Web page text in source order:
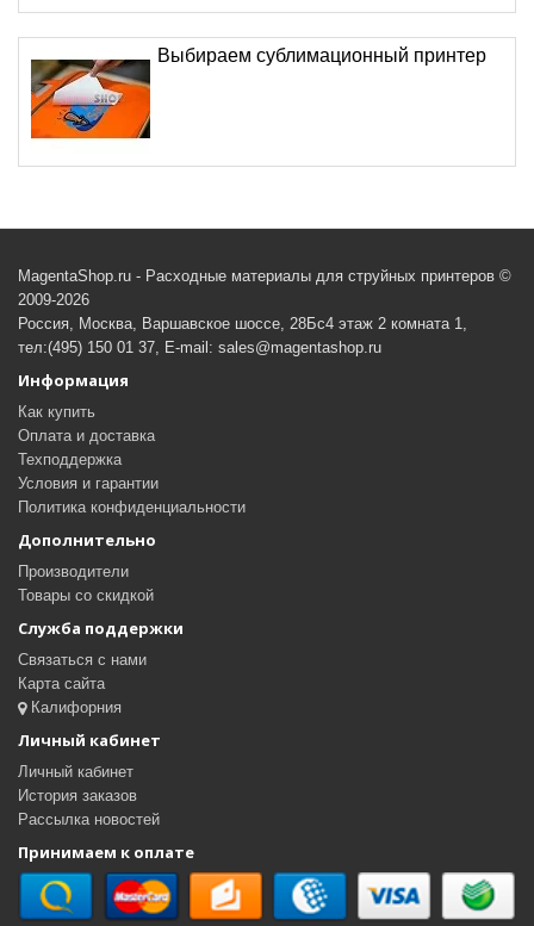
Выбираем сублимационный принтер
MagentaShop.ru - Расходные материалы для струйных принтеров ©
2009-2026
Россия, Москва, Варшавское шоссе, 28Бс4 этаж 2 комната 1,
тел:(495) 150 01 37, E-mail: sales@magentashop.ru
Информация
Как купить
Оплата и доставка
Техподдержка
Условия и гарантии
Политика конфиденциальности
Дополнительно
Производители
Товары со скидкой
Служба поддержки
Связаться с нами
Карта сайта
Калифорния
Личный кабинет
Личный кабинет
История заказов
Рассылка новостей
Принимаем к оплате